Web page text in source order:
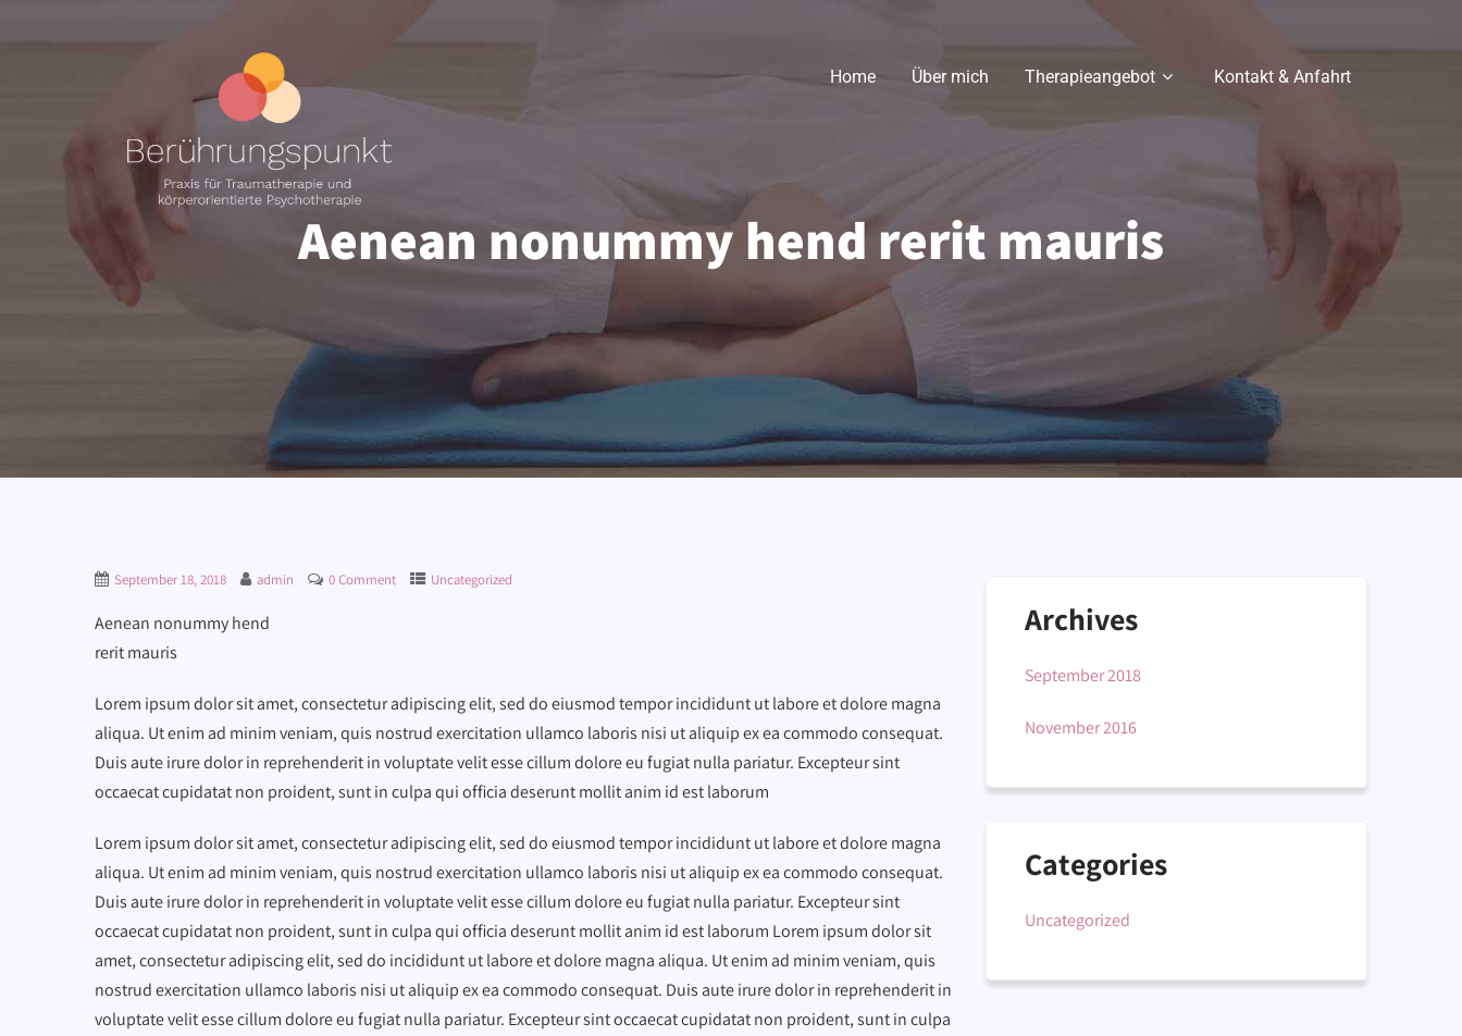
Home Über mich Therapieangebot Kontakt & Anfahrt
Aenean nonummy hend rerit mauris
September 18, 2018 admin 0 Comment Uncategorized
Aenean nonummy hend
rerit mauris
Lorem ipsum dolor sit amet, consectetur adipiscing elit, sed do eiusmod tempor incididunt ut labore et dolore magna
aliqua. Ut enim ad minim veniam, quis nostrud exercitation ullamco laboris nisi ut aliquip ex ea commodo consequat.
Duis aute irure dolor in reprehenderit in voluptate velit esse cillum dolore eu fugiat nulla pariatur. Excepteur sint
occaecat cupidatat non proident, sunt in culpa qui officia deserunt mollit anim id est laborum
Lorem ipsum dolor sit amet, consectetur adipiscing elit, sed do eiusmod tempor incididunt ut labore et dolore magna
aliqua. Ut enim ad minim veniam, quis nostrud exercitation ullamco laboris nisi ut aliquip ex ea commodo consequat.
Duis aute irure dolor in reprehenderit in voluptate velit esse cillum dolore eu fugiat nulla pariatur. Excepteur sint
occaecat cupidatat non proident, sunt in culpa qui officia deserunt mollit anim id est laborum Lorem ipsum dolor sit
amet, consectetur adipiscing elit, sed do incididunt ut labore et dolore magna aliqua. Ut enim ad minim veniam, quis
nostrud exercitation ullamco laboris nisi ut aliquip ex ea commodo consequat. Duis aute irure dolor in reprehenderit in
voluptate velit esse cillum dolore eu fugiat nulla pariatur. Excepteur sint occaecat cupidatat non proident, sunt in culpa
Archives
September 2018
November 2016
Categories
Uncategorized